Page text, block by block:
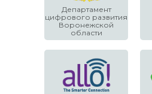
Департамент
цифрового развития
Воронежской
области